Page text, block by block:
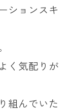
ションスキ
く気配りが
組んでいた